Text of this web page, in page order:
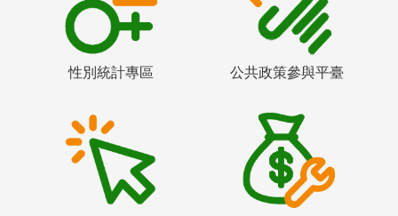
性別統計專區 公共政策參與平臺